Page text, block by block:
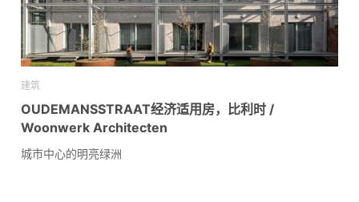
建筑
OUDEMANSSTRAAT经济适用房，比利时 /
Woonwerk Architecten
城市中心的明亮绿洲